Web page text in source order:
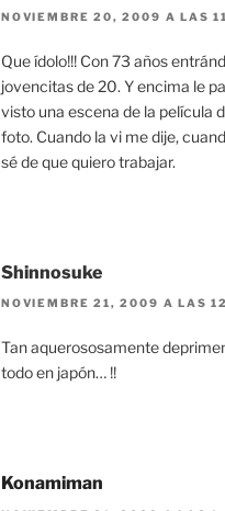
NOVIEMBRE 20, 2009 A LAS
Que ídolo!!! Con 73 años
jovencitas de 20. Y encima le
visto una escena de la película
foto. Cuando la vi me dije,
sé de que quiero trabajar.
Shinnosuke
NOVIEMBRE 21, 2009 A LAS
Tan aquerososamente
todo en japón… !!
Konamiman